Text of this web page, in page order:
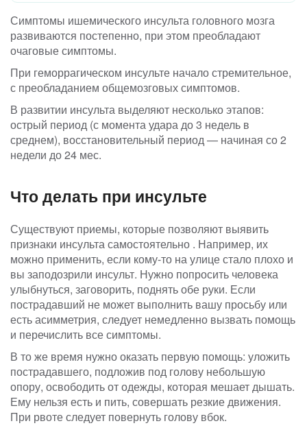
Симптомы ишемического инсульта головного мозга
развиваются постепенно, при этом преобладают
очаговые симптомы.
При геморрагическом инсульте начало стремительное,
с преобладанием общемозговых симптомов.
В развитии инсульта выделяют несколько этапов:
острый период (с момента удара до 3 недель в
среднем), восстановительный период — начиная со 2
недели до 24 мес.
Что делать при инсульте
Существуют приемы, которые позволяют выявить
признаки инсульта самостоятельно . Например, их
можно применить, если кому-то на улице стало плохо и
вы заподозрили инсульт. Нужно попросить человека
улыбнуться, заговорить, поднять обе руки. Если
пострадавший не может выполнить вашу просьбу или
есть асимметрия, следует немедленно вызвать помощь
и перечислить все симптомы.
В то же время нужно оказать первую помощь: уложить
пострадавшего, подложив под голову небольшую
опору, освободить от одежды, которая мешает дышать.
Ему нельзя есть и пить, совершать резкие движения.
При рвоте следует повернуть голову вбок.